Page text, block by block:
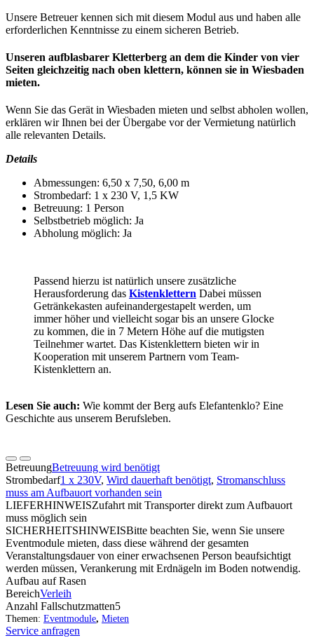
Unsere Betreuer kennen sich mit diesem Modul aus und haben alle
erforderlichen Kenntnisse zu einem sicheren Betrieb.
Unseren aufblasbarer Kletterberg an dem die Kinder von vier
Seiten gleichzeitig nach oben klettern, können sie in Wiesbaden
mieten.
Wenn Sie das Gerät in Wiesbaden mieten und selbst abholen wollen,
erklären wir Ihnen bei der Übergabe vor der Vermietung natürlich
alle relevanten Details.
Details
Abmessungen: 6,50 x 7,50, 6,00 m
Strombedarf: 1 x 230 V, 1,5 KW
Betreuung: 1 Person
Selbstbetrieb möglich: Ja
Abholung möglich: Ja
Passend hierzu ist natürlich unsere zusätzliche
Herausforderung das Kistenklettern Dabei müssen
Getränkekasten aufeinandergestapelt werden, um
immer höher und vielleicht sogar bis an unsere Glocke
zu kommen, die in 7 Metern Höhe auf die mutigsten
Teilnehmer wartet. Das Kistenklettern bieten wir in
Kooperation mit unserem Partnern vom Team-
Kistenklettern an.
Lesen Sie auch: Wie kommt der Berg aufs Elefantenklo? Eine
Geschichte aus unserem Berufsleben.
BetreuungBetreuung wird benötigt
Strombedarf1 x 230V, Wird dauerhaft benötigt, Stromanschluss
muss am Aufbauort vorhanden sein
LIEFERHINWEISZufahrt mit Transporter direkt zum Aufbauort
muss möglich sein
SICHERHEITSHINWEISBitte beachten Sie, wenn Sie unsere
Eventmodule mieten, dass diese während der gesamten
Veranstaltungsdauer von einer erwachsenen Person beaufsichtigt
werden müssen, Verankerung mit Erdnägeln im Boden notwendig.
Aufbau auf Rasen
BereichVerleih
Anzahl Fallschutzmatten5
Themen: Eventmodule, Mieten
Service anfragen